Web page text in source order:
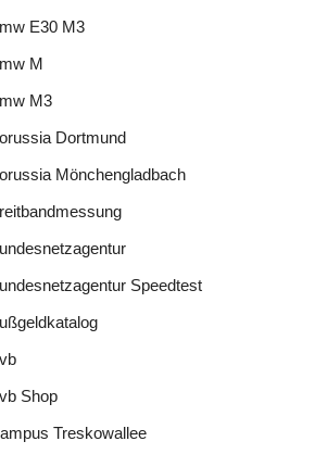
E30 M3
M
M3
Dortmund
Mönchengladbach
Speedtest
Shop
Treskowallee